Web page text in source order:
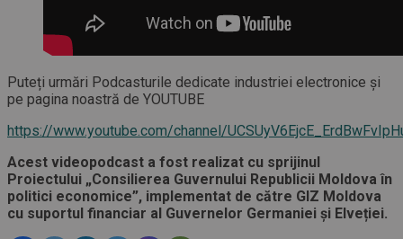
Puteți urmări Podcasturile dedicate industriei electronice și
pe pagina noastră de YOUTUBE
https://www.youtube.com/channel/
Acest videopodcast a fost realizat cu sprijinul
Proiectului „Consilierea Guvernului Republicii Moldova în
politici economice”, implementat de către GIZ Moldova
cu suportul financiar al Guvernelor Germaniei și Elveției.